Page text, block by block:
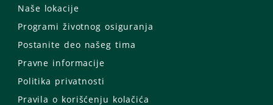
Naše lokacije
Programi životnog osiguranja
Postanite deo našeg tima
Pravne informacije
Politika privatnosti
Pravila o korišćenju kolačića